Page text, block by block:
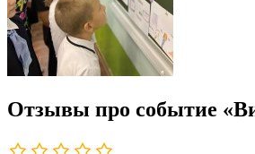
Отзывы про событие